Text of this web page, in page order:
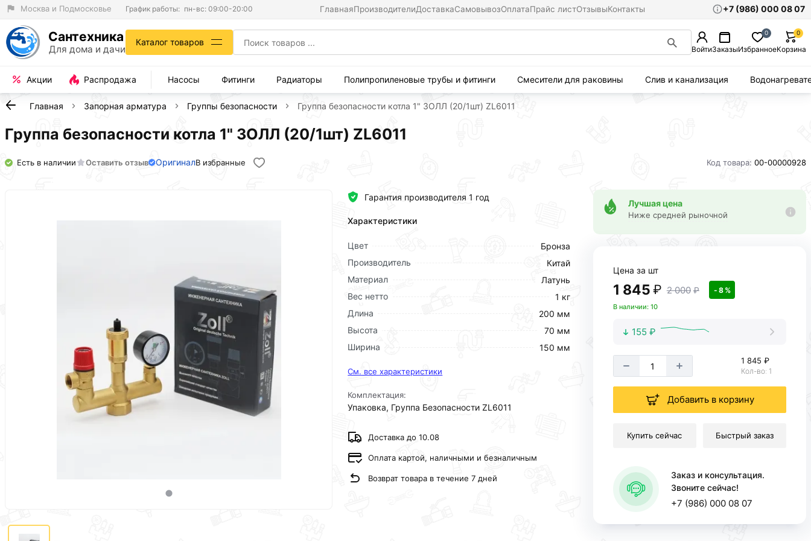
Москва и Подмосковье График работы: пн-вс: 09:00-20:00 ГлавнаяПроизводителиДоставкаСамовывозОплатаПрайс листОтзывыКонтакты +7 (986) 000 08 07
Сантехника
Для дома и дачи
Каталог товаров
ВойтиЗаказыИзбранное
0
Корзина
0
Акции Распродажа Насосы Фитинги Радиаторы Полипропиленовые трубы и фитинги Смесители для раковины Слив и канализация
Главная Запорная арматура Группы безопасности Группа безопасности котла 1" ЗОЛЛ (20/1шт) ZL6011
Группа безопасности котла 1" ЗОЛЛ (20/1шт) ZL6011
Есть в наличии Оставить отзыв ОригиналВ избранные Код товара: 00-00000928
Гарантия производителя 1 год
Характеристики
Цвет
Бронза
Производитель
Китай
Материал
Латунь
Вес нетто
1 кг
Длина
200 мм
Высота
70 мм
Ширина
150 мм
См. все характеристики
Комплектация:
Упаковка, Группа Безопасности ZL6011
Доставка до 10.08
Оплата картой, наличными и безналичным
Возврат товара в течение 7 дней
Лучшая цена
Ниже средней рыночной
Цена за шт
1 845 ₽ 2 000 ₽ - 8 %
В наличии: 10
155 ₽
1 845 ₽
Кол-во: 1
Добавить в корзину
Купить сейчас Быстрый заказ
Заказ и консультация.
Звоните сейчас!
+7 (986) 000 08 07